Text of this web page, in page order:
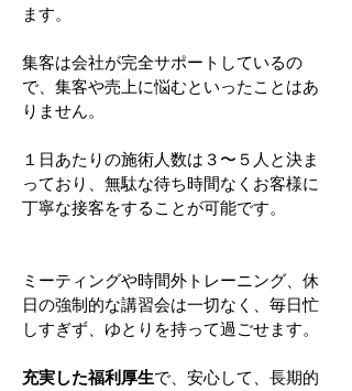
ます。
集客は会社が完全サポートしているの
で、集客や売上に悩むといったことはあ
りません。
１日あたりの施術人数は３〜５人と決ま
っており、無駄な待ち時間なくお客様に
丁寧な接客をすることが可能です。
ミーティングや時間外トレーニング、休
日の強制的な講習会は一切なく、毎日忙
しすぎず、ゆとりを持って過ごせます。
充実した福利厚生で、安心して、長期的